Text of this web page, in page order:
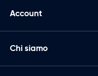
Account
Chi siamo